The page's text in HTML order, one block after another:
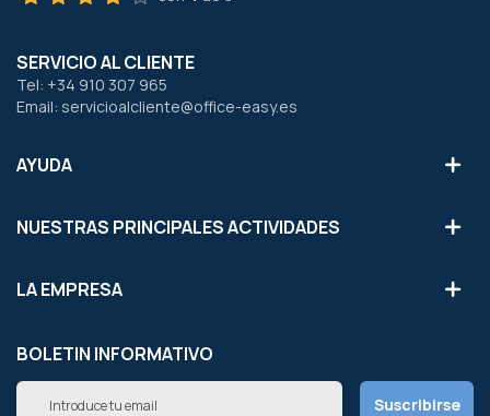
SERVICIO AL CLIENTE
Tel: +34 910 307 965
Email: servicioalcliente@office-easy.es
AYUDA
NUESTRAS PRINCIPALES ACTIVIDADES
LA EMPRESA
BOLETIN INFORMATIVO
Inscríbete
Suscribirse